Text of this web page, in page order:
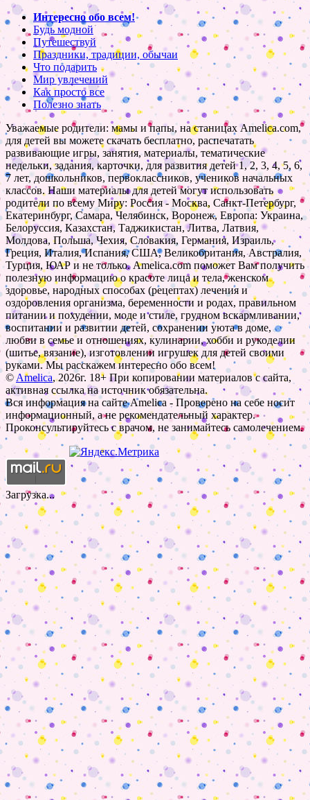
Интересно обо всем!
Будь модной
Путешествуй
Праздники, традиции, обычаи
Что подарить
Мир увлечений
Как просто все
Полезно знать
Уважаемые родители: мамы и папы, на станицах Amelica.com,
для детей вы можете скачать бесплатно, распечатать
развивающие игры, занятия, материалы, тематические
недельки, задания, карточки, для развития детей 1, 2, 3, 4, 5, 6,
7 лет, дошкольников, первоклассников, учеников начальных
классов. Наши материалы для детей могут использовать
родители по всему Миру: Россия - Москва, Санкт-Петербург,
Екатеринбург, Самара, Челябинск, Воронеж, Европа: Украина,
Белоруссия, Казахстан, Таджикистан, Литва, Латвия,
Молдова, Польша, Чехия, Словакия, Германия, Израиль,
Греция, Италия, Испания, США, Великобритания, Австралия,
Турция, ЮАР и не только. Amelica.com поможет Вам получить
полезную информацию о красоте лица и тела, женском
здоровье, народных способах (рецептах) лечения и
оздоровления организма, беременности и родах, правильном
питании и похудении, моде и стиле, грудном вскармливании,
воспитании и развитии детей, сохранении уюта в доме,
любви в семье и отношениях, кулинарии, хобби и рукоделии
(шитье, вязание), изготовлении игрушек для детей своими
руками. Мы расскажем интересно обо всем!
© Amelica, 2026г. 18+ При копировании материалов с сайта,
активная ссылка на источник обязательна.
Вся информация на сайте Amelica - Проверено на себе носит
информационный, а не рекомендательный характер.
Проконсультируйтесь с врачом, не занимайтесь самолечением.
Загрузка...